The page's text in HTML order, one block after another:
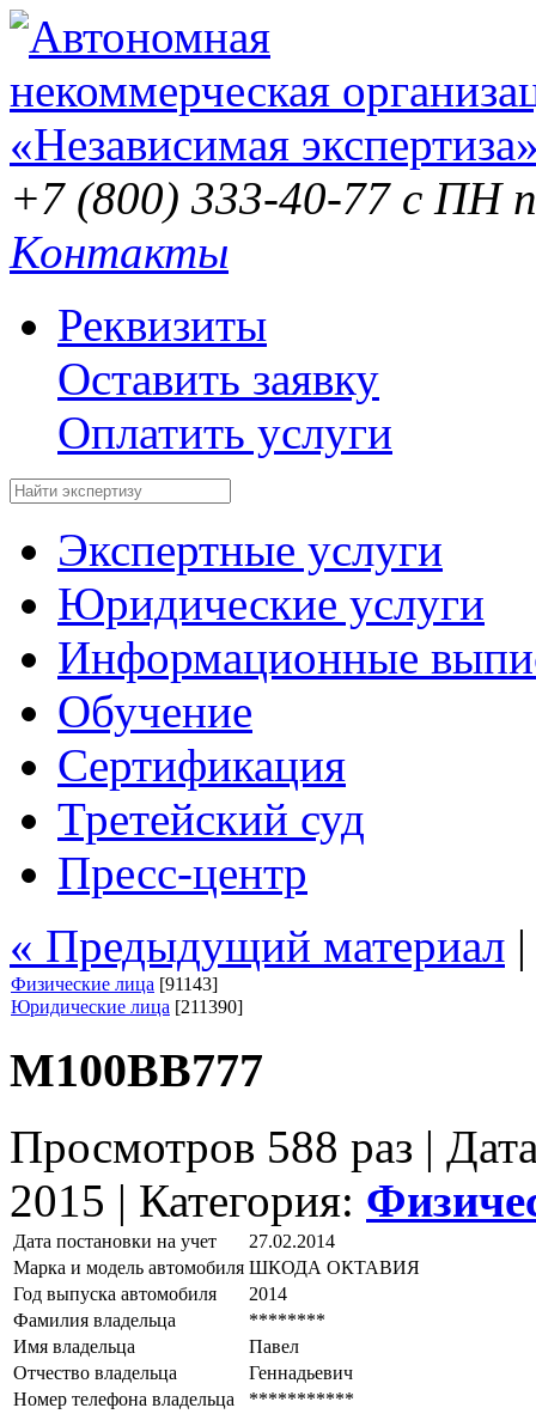
+7 (800) 333-40-77 с ПН
Контакты
Реквизиты
Оставить заявку
Оплатить услуги
Экспертные услуги
Юридические услуги
Информационные
Обучение
Сертификация
Третейский суд
Пресс-центр
« Предыдущий материал
Физические лица [91143]
Юридические лица [211390]
М100ВВ777
Просмотров 588 раз |
2015 | Категория:
Дата постановки на учет
27.02.2014
Марка и модель автомобиля ШКОДА ОКТАВИЯ
Год выпуска автомобиля
2014
Фамилия владельца
********
Имя владельца
Павел
Отчество владельца
Геннадьевич
Номер телефона владельца
***********